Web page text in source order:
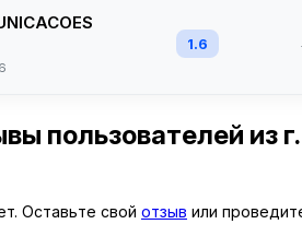
1.6
пользователей из
Оставьте свой отзыв или